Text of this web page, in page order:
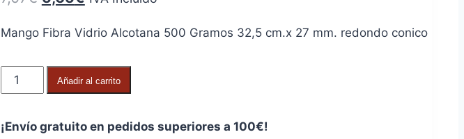
original
era:
7,07€.
actual
es:
5,65€.
Mango Fibra Vidrio Alcotana 500 Gramos 32,5 cm.x 27 mm. redondo conico
Mango
Fibra
Alcotana
Añadir al carrito
¡Envío gratuito en pedidos superiores a 100€!